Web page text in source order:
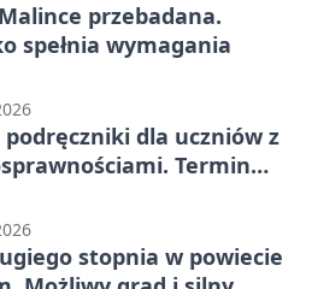
przebadana.
spełnia wymagania
dla uczniów z
Termin
stopnia w powiecie